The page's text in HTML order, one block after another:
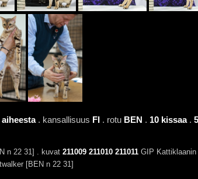
. kansallisuus FI. rotu BEN . 10 kissaa.
n 22 31] . kuvat 211009 211010 211011GIP Kattiklaanin
[BEN n 22 31]